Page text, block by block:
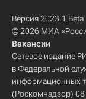
Версия 2023.1 Beta
© 2026 МИА
Вакансии
Сетевое издание
в Федеральной
информационных
(Роскомнадзор) 08